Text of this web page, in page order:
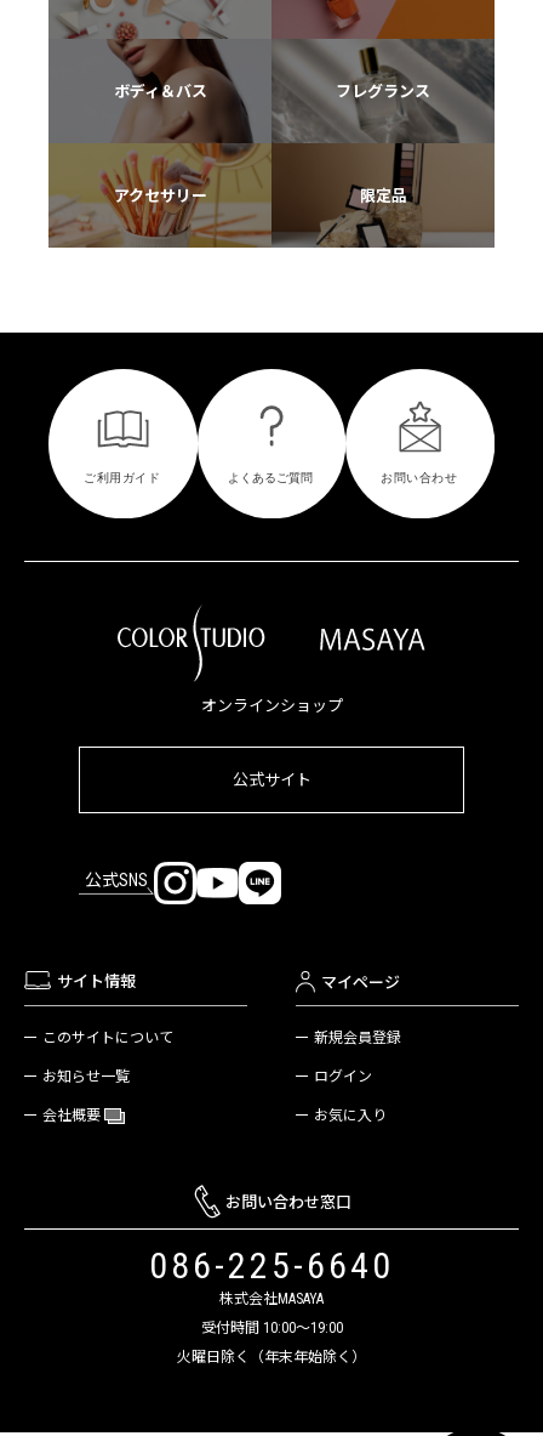
ボディ＆バス フレグランス
アクセサリー 限定品
オンラインショップ
公式サイト
公式SNS
サイト情報
このサイトについて
お知らせ一覧
会社概要
マイページ
新規会員登録
ログイン
お気に入り
お問い合わせ窓口
086-225-6640
株式会社MASAYA
受付時間 10:00～19:00
火曜日除く（年末年始除く）